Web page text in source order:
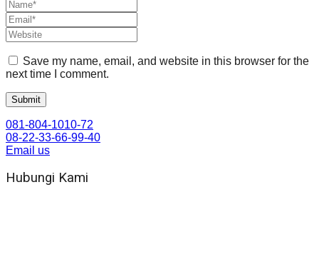
Save my name, email, and website in this browser for the
next time I comment.
081-804-1010-72
08-22-33-66-99-40
Email us
Hubungi Kami